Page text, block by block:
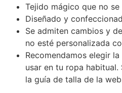
Tejido mágico que no se
Diseñado y
Se admiten cambios y
no esté personalizada
Recomendamos elegir
usar en tu ropa
la guía de talla de la